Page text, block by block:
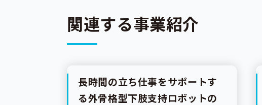
関連する事業紹介
事業紹介
長時間の立ち仕事をサポートす
る外骨格型下肢支持ロボットの